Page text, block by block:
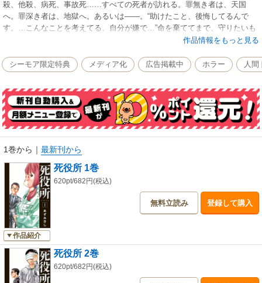
殺、他殺、病死、事故死……すべての死者が訪れる。罪無き者は、天国
へ。罪深き者は、地獄へ。あるいは――。“助けたこと、後悔してるんで
す。…こんなことを考えてる、自分が嫌で…”命を棄ててまで、守りたいも
のはありますか？ 魂抉る死者との対話、待望の第1巻。作品情報をもっと見る
シーモア限定特典 メディア化 広告掲載中 ホラー 人間
1巻から ｜ 最新刊から
作品紹介
死役所 1巻
620pt/682円(税込)
無料立読み 登録して購入
死役所 2巻
620pt/682円(税込)